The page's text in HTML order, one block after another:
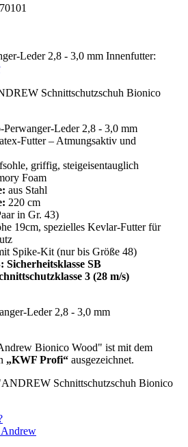
Leder 2,8 - 3,0 mm Innenfutter:
Schnittschutzschuh Bionico
Perwanger-Leder 2,8 - 3,0 mm
Futter – Atmungsaktiv und
griffig, steigeisentauglich
Foam
aus Stahl
220 cm
in Gr. 43)
19cm, spezielles Kevlar-Futter für
Spike-Kit (nur bis Größe 48)
Sicherheitsklasse SB
3 (28 m/s)
Leder 2,8 - 3,0 mm
Bionico Wood" ist mit dem
„KWF Profi“ ausgezeichnet.
Schnittschutzschuh Bionico